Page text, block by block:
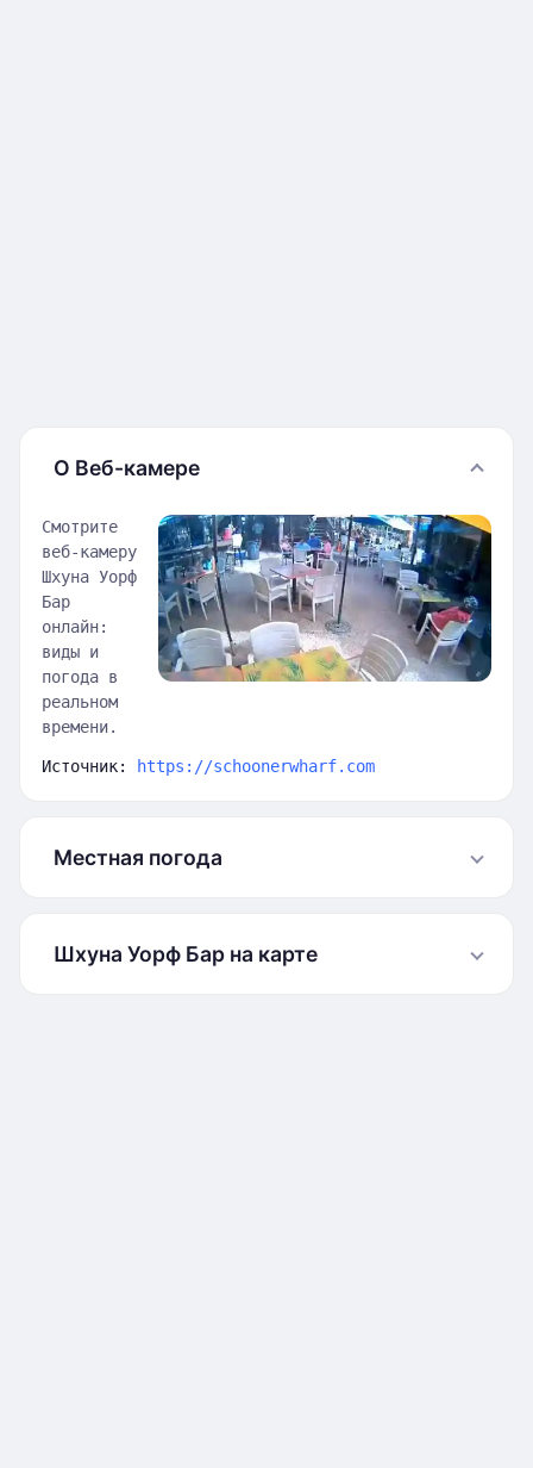
О Веб-камере
Смотрите
веб-камеру
Шхуна Уорф
Бар
онлайн:
виды и
погода в
реальном
времени.
Источник: https://schoonerwharf.com
Местная погода
Шхуна Уорф Бар на карте